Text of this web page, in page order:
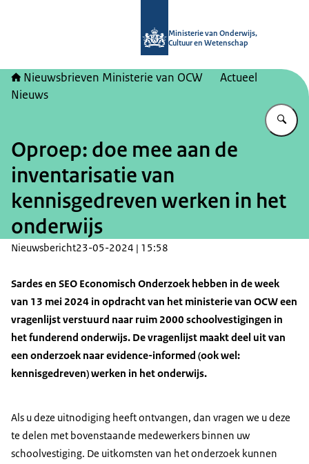
Ministerie van Onderwijs,
Cultuur en Wetenschap
Nieuwsbrieven Ministerie van OCW
Actueel
Nieuws
Oproep: doe mee aan de
inventarisatie van
kennisgedreven werken in het
onderwijs
Nieuwsbericht23-05-2024 | 15:58
Sardes en SEO Economisch Onderzoek hebben in de week
van 13 mei 2024 in opdracht van het ministerie van OCW een
vragenlijst verstuurd naar ruim 2000 schoolvestigingen in
het funderend onderwijs. De vragenlijst maakt deel uit van
een onderzoek naar evidence-informed (ook wel:
kennisgedreven) werken in het onderwijs.
Als u deze uitnodiging heeft ontvangen, dan vragen we u deze
te delen met bovenstaande medewerkers binnen uw
schoolvestiging. De uitkomsten van het onderzoek kunnen